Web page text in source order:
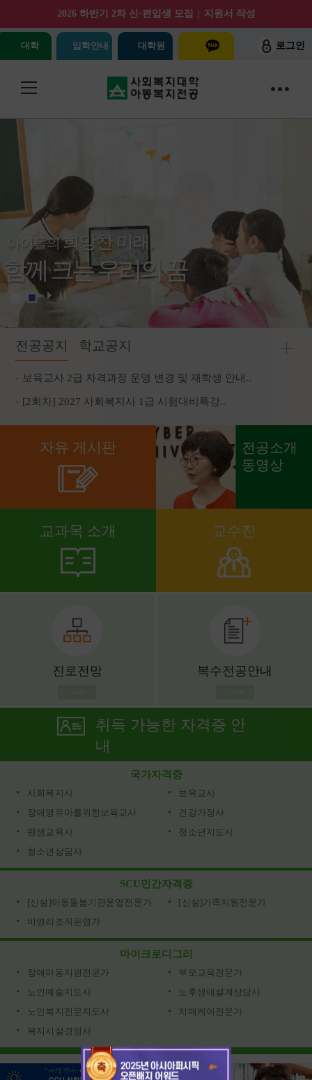
대학 입학안내 대학원
2026 하반기 2차 신·편입생 모집 | 지원서 작성
로그인
아이들의희망찬 미래,
함께 크는 우리의 꿈
아이들의희망찬 미래,
함께 크는 우리의 꿈
전공공지 학교공지
보육교사 2급 자격과정 운영 변경 및 재학생 안내..
[2회차] 2027 사회복지사 1급 시험대비특강..
자유 게시판
전공소개
동영상
교과목 소개 교수진
진로전망 복수전공안내
취득 가능한 자격증 안
내
국가자격증
사회복지사
보육교사
장애영유아를위한보육교사
건강가정사
평생교육사
청소년지도사
청소년상담사
SCU민간자격증
[신설]아동돌봄기관운영전문가
[신설]가족지원전문가
비영리조직운영가
마이크로디그리
장애아동지원전문가
부모교육전문가
노인예술지도사
노후생애설계상담사
노인복지전문지도사
치매케어전문가
복지시설경영사